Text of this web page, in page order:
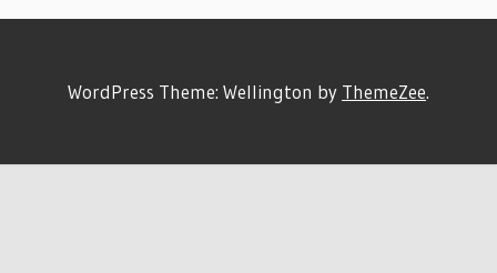
WordPress Theme: Wellington by ThemeZee.